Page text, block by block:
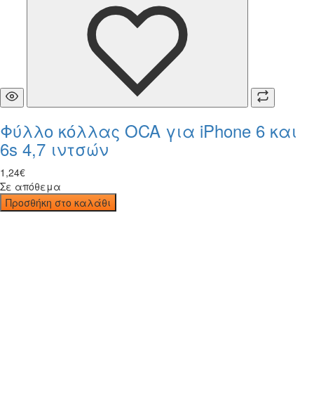
Φύλλο κόλλας OCA για iPhone 6 και
6s 4,7 ιντσών
1 ,24€
Σε απόθεμα
Προσθήκη στο καλάθι